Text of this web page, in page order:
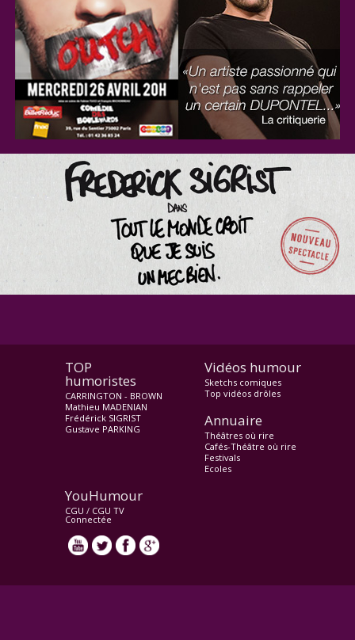
TOP
humoristes
CARRINGTON - BROWN
Mathieu MADENIAN
Frédérick SIGRIST
Gustave PARKING
Vidéos humour
Sketchs comiques
Top vidéos drôles
Annuaire
Théâtres où rire
Cafés-Théâtre où rire
Festivals
Ecoles
YouHumour
CGU / CGU TV
Connectée